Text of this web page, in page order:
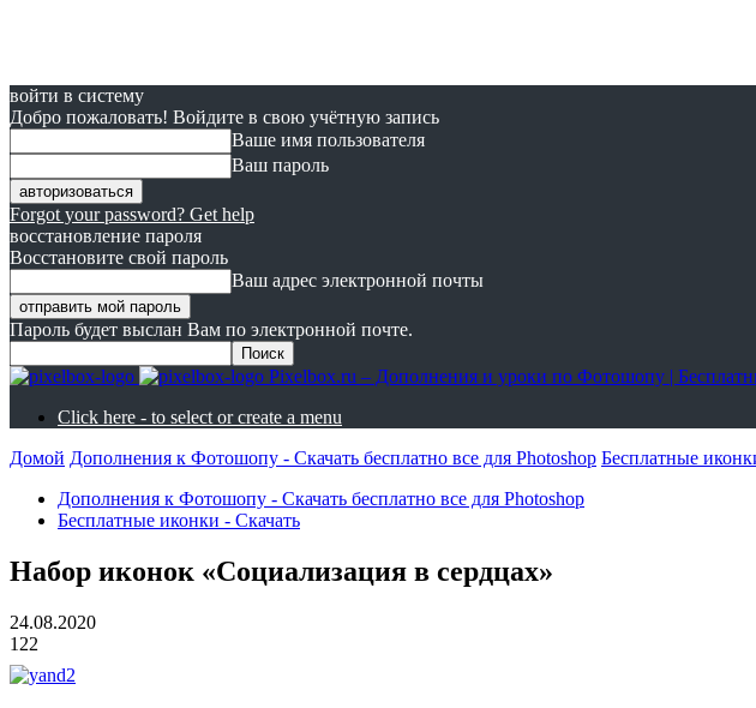
войти в систему
Добро пожаловать! Войдите в свою учётную запись
Ваше имя пользователя
Ваш пароль
Forgot your password? Get help
восстановление пароля
Восстановите свой пароль
Ваш адрес электронной почты
Пароль будет выслан Вам по электронной почте.
Pixelbox.ru – Дополнения и уроки по Фотошопу |
Click here - to select or create a menu
Домой Дополнения к Фотошопу - Скачать бесплатно все для Photoshop Бесплатные
Дополнения к Фотошопу - Скачать бесплатно все для Photoshop
Бесплатные иконки - Скачать
Набор иконок «Социализация в сердцах»
24.08.2020
122